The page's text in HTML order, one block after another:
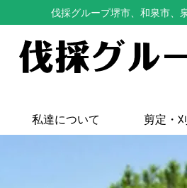
伐採グループ堺市、和泉市、
私達について 剪定・